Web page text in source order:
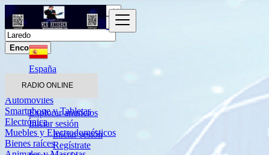
RADIO ONLINE
Explorar anuncios
Iniciar sesión
Iniciar sesión
Regístrate
Encontrar
España
Automóviles
Smartphone y Tabletas
Electrónica
Muebles y Electrodomésticos
Bienes raíces